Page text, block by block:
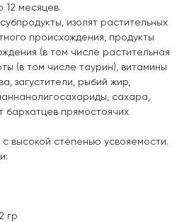
12 месяцев.
изолят растительных
происхождения, продукты
(в том числе растительная
(в том числе таурин), витамины
загустители, рыбий жир,
сахара,
бархатцев прямостоячих
с высокой степенью усвояемости.
гр